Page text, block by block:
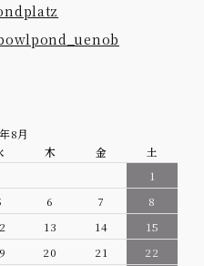
8月
木 金
土
1
6 7
8
13 14
15
20 21
22